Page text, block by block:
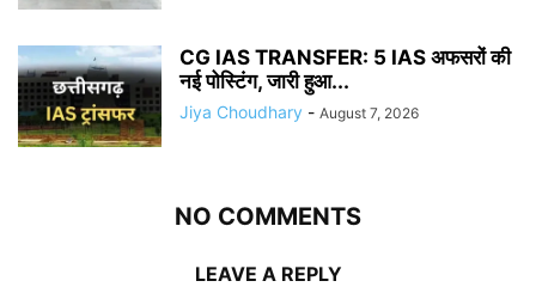
CG IAS TRANSFER: 5 IAS अफसरों की
नई पोस्टिंग, जारी हुआ...
Jiya Choudhary - August 7, 2026
NO COMMENTS
LEAVE A REPLY